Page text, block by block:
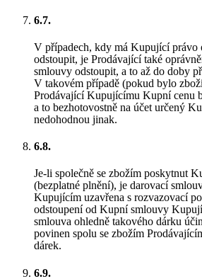
6.7.
V případech, kdy má Kupující
odstoupit, je Prodávající také
smlouvy odstoupit, a to až do doby
V takovém případě (pokud bylo
Prodávající Kupujícímu Kupní cenu
a to bezhotovostně na účet určený
nedohodnou jinak.
6.8.
Je-li společně se zbožím poskytnut
(bezplatné plnění), je darovací
Kupujícím uzavřena s rozvazovací
odstoupení od Kupní smlouvy
smlouva ohledně takového dárku
povinen spolu se zbožím
dárek.
6.9.